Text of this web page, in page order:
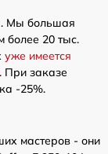
Мы большая
более 20 тыс.
уже имеется
. При заказе
-25%.
мастеров - они